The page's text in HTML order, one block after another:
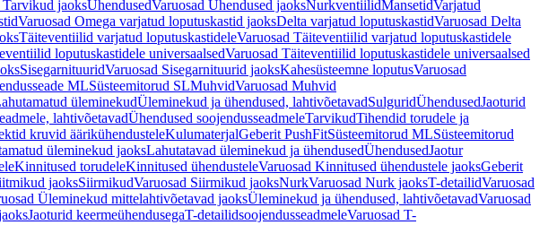
Tarvikud jaoksÜhendusedVaruosad Ühendused jaoksNurkventiilidMansetidVarjatud
Varuosad Omega varjatud loputuskastid jaoksDelta varjatud loputuskastidVaruosad Delta
Täiteventiilid varjatud loputuskastideleVaruosad Täiteventiilid varjatud loputuskastidele
loputuskastidele universaalsedVaruosad Täiteventiilid loputuskastidele universaalsed
SisegarnituuridVaruosad Sisegarnituurid jaoksKahesüsteemne loputusVaruosad
MLSüsteemitorud SLMuhvidVaruosad Muhvid
üleminekudÜleminekud ja ühendused, lahtivõetavadSulguridÜhendusedJaoturid
lahtivõetavadÜhendused soojendusseadmeleTarvikudTihendid torudele ja
kruvid äärikühendusteleKulumaterjalGeberit PushFitSüsteemitorud MLSüsteemitorud
üleminekud jaoksLahutatavad üleminekud ja ühendusedÜhendusedJaotur
Kinnitused torudeleKinnitused ühendusteleVaruosad Kinnitused ühendustele jaoksGeberit
jaoksSiirmikudVaruosad Siirmikud jaoksNurkVaruosad Nurk jaoksT-detailidVaruosad
Üleminekud mittelahtivõetavad jaoksÜleminekud ja ühendused, lahtivõetavadVaruosad
Jaoturid keermeühendusegaT-detailidsoojendusseadmeleVaruosad T-